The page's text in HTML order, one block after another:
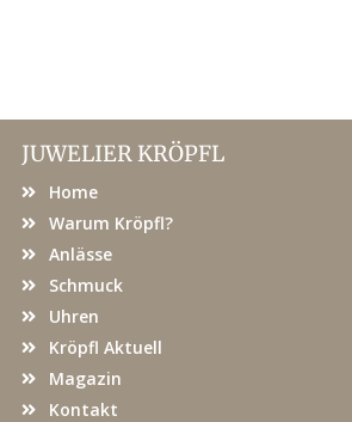
JUWELIER KRÖPFL
Home
Warum Kröpfl?
Anlässe
Schmuck
Uhren
Kröpfl Aktuell
Magazin
Kontakt